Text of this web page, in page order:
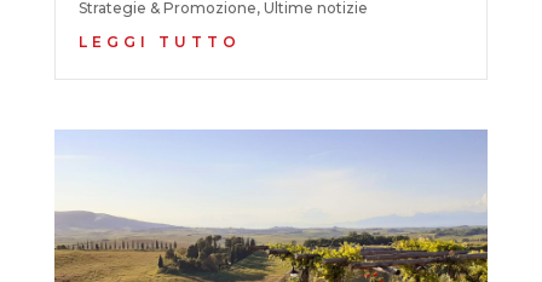
Strategie & Promozione, Ultime notizie
LEGGI TUTTO